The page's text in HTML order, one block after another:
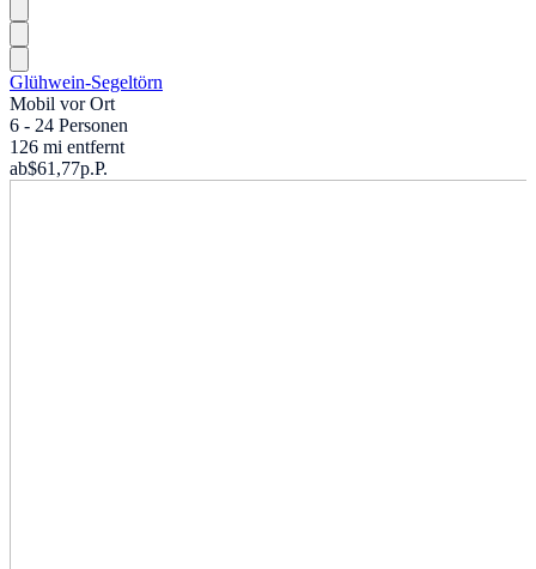
Glühwein-Segeltörn
Mobil vor Ort
6 - 24 Personen
126 mi entfernt
ab$61,77p.P.